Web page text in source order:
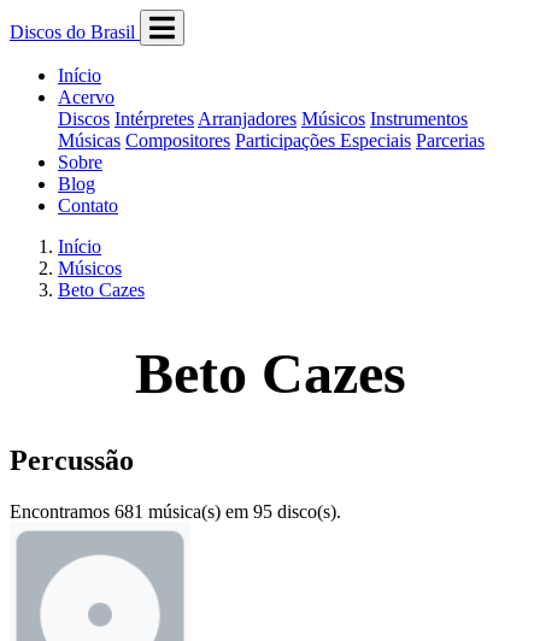
Discos do Brasil
Início
Acervo
Discos Intérpretes Arranjadores Músicos Instrumentos
Músicas Compositores Participações Especiais Parcerias
Sobre
Blog
Contato
Início
Músicos
Beto Cazes
Beto Cazes
Percussão
Encontramos 681 música(s) em 95 disco(s).